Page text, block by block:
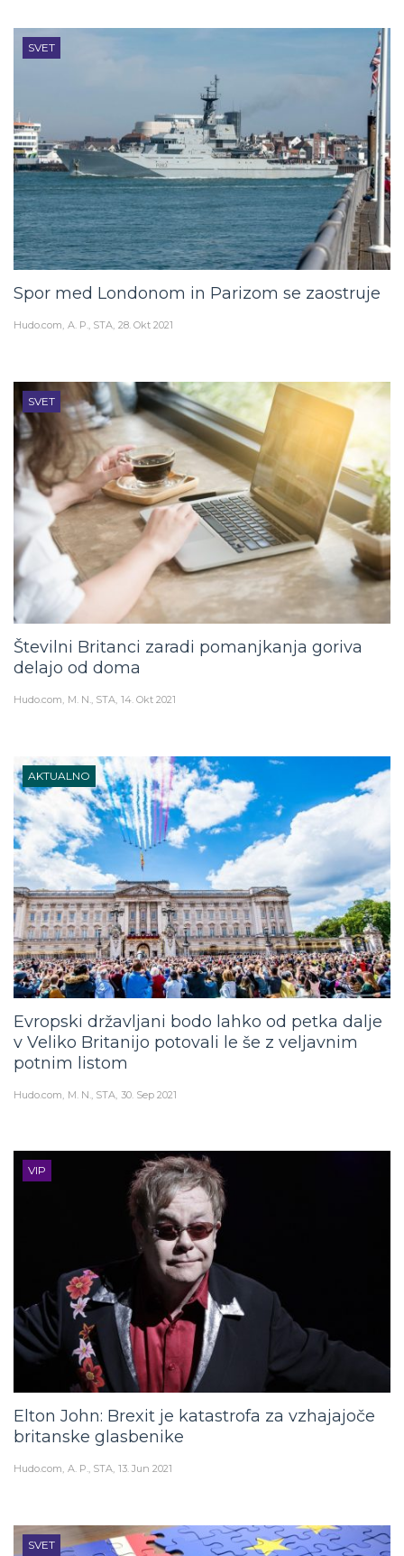
SVET
Spor med Londonom in Parizom se zaostruje
Hudo.com A. P., STA 28. Okt 2021
SVET
Številni Britanci zaradi pomanjkanja goriva
delajo od doma
Hudo.com M. N., STA 14. Okt 2021
AKTUALNO
Evropski državljani bodo lahko od petka dalje
v Veliko Britanijo potovali le še z veljavnim
potnim listom
Hudo.com M. N., STA 30. Sep 2021
VIP
Elton John: Brexit je katastrofa za vzhajajoče
britanske glasbenike
Hudo.com A. P., STA 13. Jun 2021
SVET